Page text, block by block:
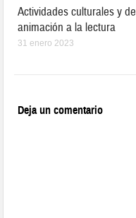
Actividades culturales y de
animación a la lectura
31 enero 2023
Deja un comentario